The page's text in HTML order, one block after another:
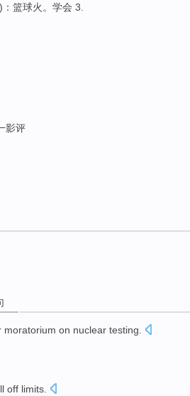
)：篮球火。学会 3.
影评
moratorium on nuclear testing.
off limits.